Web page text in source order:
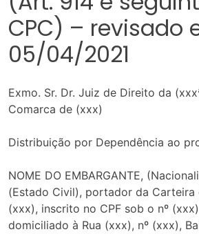
CPC) – revisado
05/04/2021
Exmo. Sr. Dr. Juiz de Direito da
Comarca de (xxx)
Distribuição por Dependência ao
NOME DO EMBARGANTE,
(Estado Civil), portador da Carteira
(xxx), inscrito no CPF sob o nº
domiciliado à Rua (xxx), nº (xxx),